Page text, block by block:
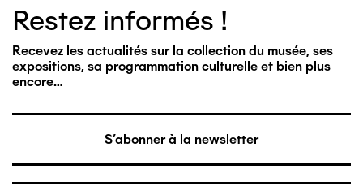
Restez informés !
Recevez les actualités sur la collection du musée, ses
expositions, sa programmation culturelle et bien plus
encore…
S'abonner à la newsletter